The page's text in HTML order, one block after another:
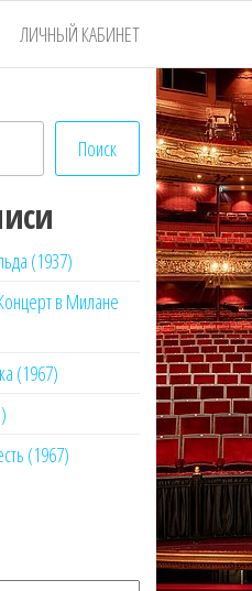
ЛИЧНЫЙ КАБИНЕТ
Поиск
(1937)
в Милане
(1967)
(1967)